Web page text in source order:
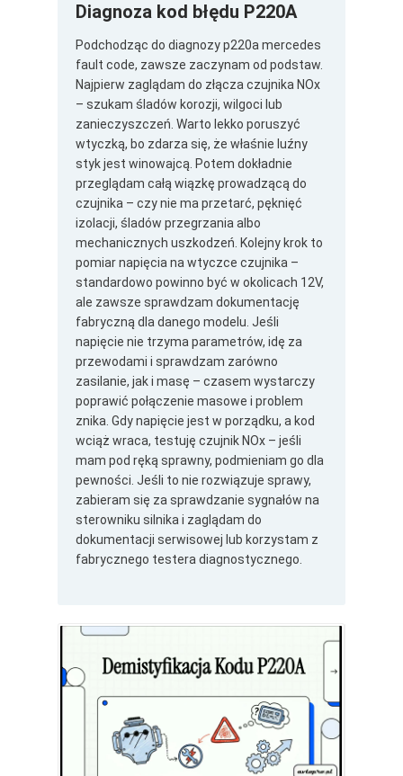
Diagnoza kod błędu P220A
Podchodząc do diagnozy p220a mercedes
fault code, zawsze zaczynam od podstaw.
Najpierw zaglądam do złącza czujnika NOx
– szukam śladów korozji, wilgoci lub
zanieczyszczeń. Warto lekko poruszyć
wtyczką, bo zdarza się, że właśnie luźny
styk jest winowajcą. Potem dokładnie
przeglądam całą wiązkę prowadzącą do
czujnika – czy nie ma przetarć, pęknięć
izolacji, śladów przegrzania albo
mechanicznych uszkodzeń. Kolejny krok to
pomiar napięcia na wtyczce czujnika –
standardowo powinno być w okolicach 12V,
ale zawsze sprawdzam dokumentację
fabryczną dla danego modelu. Jeśli
napięcie nie trzyma parametrów, idę za
przewodami i sprawdzam zarówno
zasilanie, jak i masę – czasem wystarczy
poprawić połączenie masowe i problem
znika. Gdy napięcie jest w porządku, a kod
wciąż wraca, testuję czujnik NOx – jeśli
mam pod ręką sprawny, podmieniam go dla
pewności. Jeśli to nie rozwiązuje sprawy,
zabieram się za sprawdzanie sygnałów na
sterowniku silnika i zaglądam do
dokumentacji serwisowej lub korzystam z
fabrycznego testera diagnostycznego.